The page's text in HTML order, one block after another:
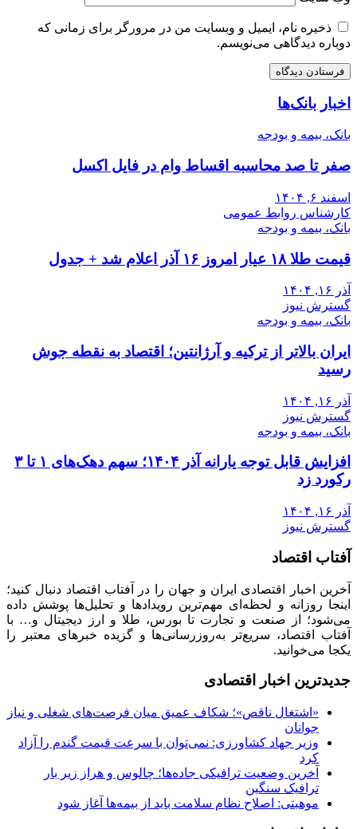
ذخیره نام، ایمیل و وبسایت من در مرورگر برای زمانی که
دوباره دیدگاهی می‌نویسم.
اخبار بانک‌ها
بانک، بیمه و بودجه
صفر تا صد محاسبه اقساط وام در فایل اکسل
اسفند ۶, ۱۴۰۴
کارشناس روابط عمومی
بانک، بیمه و بودجه
قیمت طلا ۱۸ عیار امروز ۱۶ آذر اعلام شد + جدول
آذر ۱۶, ۱۴۰۴
گسترش نیوز
بانک، بیمه و بودجه
ایران بالاتر از ترکیه و آرژانتین؛ اقتصاد به نقطه جوش
رسید
آذر ۱۶, ۱۴۰۴
گسترش نیوز
بانک، بیمه و بودجه
افزایش قابل توجه یارانه آذر ۱۴۰۴؛ سهم دهک‌های ۱ تا ۳
رکورد زد
آذر ۱۶, ۱۴۰۴
گسترش نیوز
آفتاب اقتصاد
آخرین اخبار اقتصادی ایران و جهان را در آفتاب اقتصاد دنبال کنید؛
اینجا روزانه و لحظه‌ای مهم‌ترین رویدادها و تحلیل‌ها پوشش داده
می‌شود؛ از صنعت و تجارت تا بورس، طلا و ارز دیجیتال و… با
آفتاب اقتصاد، سریع‌تر به‌روزرسانی‌ها و گزیده خبرهای معتبر را
یکجا می‌خوانید.
جدیدترین اخبار اقتصادی
«اشتغال ناقص»؛ شکاف عمیق میان فرصت‌های شغلی و نیاز
جوانان
وزیر جهاد کشاورزی: نمی‌توان با سرعت قیمت گندم را آزاد
کرد
آخرین وضعیت ترافیکی جاده‌ها؛ چالوس و هراز زیر بار
ترافیک سنگین
موهبتی: اصلاح نظام سلامت باید از بیمه‌ها آغاز شود